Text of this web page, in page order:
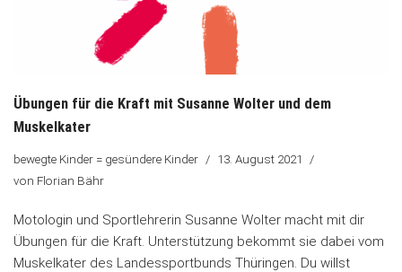
Übungen für die Kraft mit Susanne Wolter und dem
Muskelkater
bewegte Kinder = gesündere Kinder
13. August 2021
von Florian Bähr
Motologin und Sportlehrerin Susanne Wolter macht mit dir
Übungen für die Kraft. Unterstützung bekommt sie dabei vom
Muskelkater des Landessportbunds Thüringen. Du willst